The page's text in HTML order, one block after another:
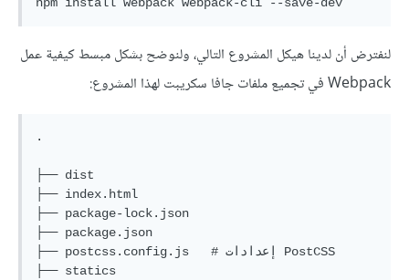
لنفترض أن لدينا هيكل المشروع التالي، ولنوضح بشكل مبسط كيفية عمل
Webpack في تجميع ملفات جافا سكريبت لهذا المشروع:
.
├── dist
├── index.html
├── package-lock.json
├── package.json
├── postcss.config.js   # إعدادات PostCSS
├── statics